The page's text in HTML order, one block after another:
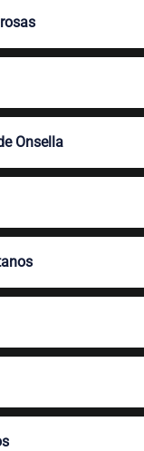
Onsella